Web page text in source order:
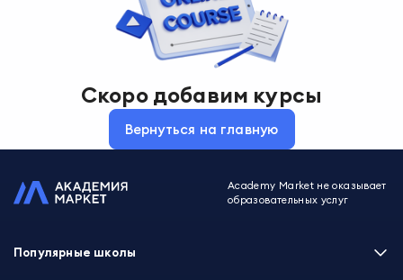
Скоро добавим курсы
Вернуться на главную
Academy Market не оказывает
образовательных услуг
Популярные школы